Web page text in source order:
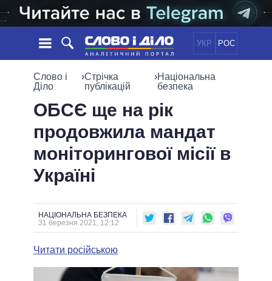
УКР РОС
НОВИНИ
СТРІЧКА
СТАТТІ
ДУМКИ
ОГЛЯДИ
ПОЛІТИКА
ЕКОНОМІКА
СУСПІЛЬСТВО
СВІТ
ОБIЦЯНКИ
ПОЛIТИКИ
УСІ ПОЛІТИКИ
ПРЕЗИДЕНТ І ОФІС
КАБІНЕТ МІНІСТРІВ
ГОЛОВИ ОБЛАДМІНІСТРАЦІЙ
МЕРИ МІСТ
ІНФОГРАФІКА
ПІДТРИМАТИ
ПОРІВНЯННЯ ПОЛІТИКІВ
Слово і
Діло
›Стрічка
публікацій
›Національна
безпека
ОБСЄ ще на рік
продовжила мандат
моніторингової місії в
Україні
НАЦІОНАЛЬНА БЕЗПЕКА
31 березня 2021, 12:12
Читати російською